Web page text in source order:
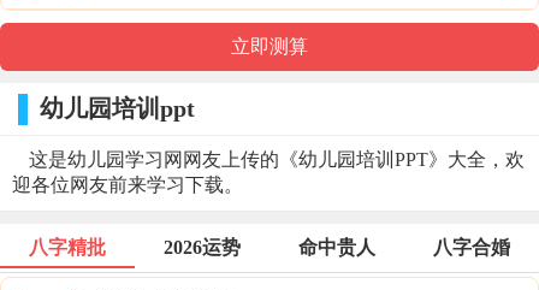
幼儿园培训ppt
这是幼儿园学习网网友上传的《幼儿园培训PPT》大全，欢
迎各位网友前来学习下载。
八字精批 2026运势 命中贵人 八字合婚